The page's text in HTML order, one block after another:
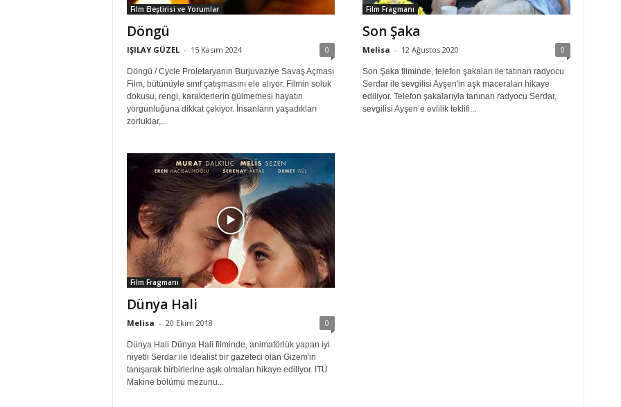
t
u
k
Film Eleştirisi ve Yorumlar
Döngü
IŞILAY GÜZEL - 15 Kasım 2024 0
Döngü / Cycle Proletaryanın Burjuvaziye Savaş Açması
Film, bütünüyle sınıf çatışmasını ele alıyor. Filmin soluk
dokusu, rengi, karakterlerin gülmemesi hayatın
yorgunluğuna dikkat çekiyor. İnsanların yaşadıkları
zorluklar,...
Film Fragmanı
Son Şaka
Melisa - 12 Ağustos 2020 0
Son Şaka filminde, telefon şakaları ile tatınan radyocu
Serdar ile sevgilisi Ayşen'in aşk maceraları hikaye
ediliyor. Telefon şakalarıyla tanınan radyocu Serdar,
sevgilisi Ayşen’e evlilik teklifi...
Film Fragmanı
Dünya Hali
Melisa - 20 Ekim 2018 0
Dünya Hali Dünya Hali filminde, animatörlük yapan iyi
niyetli Serdar ile idealist bir gazeteci olan Gizem'in
tanışarak birbirlerine aşık olmaları hikaye ediliyor. İTÜ
Makine bölümü mezunu...